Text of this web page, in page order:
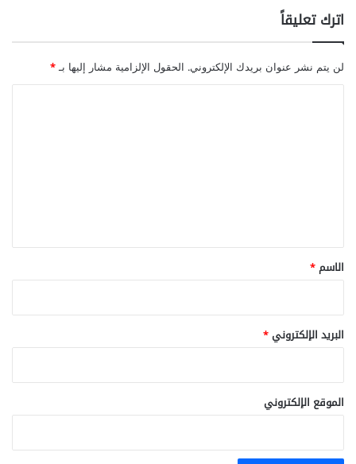
ا
ل
أ
ط
ف
اترك تعليقاً
لن يتم نشر عنوان بريدك الإلكتروني. الحقول الإلزامية مشار إليها بـ*
*
الاسم*
البريد الإلكتروني*
الموقع الإلكتروني